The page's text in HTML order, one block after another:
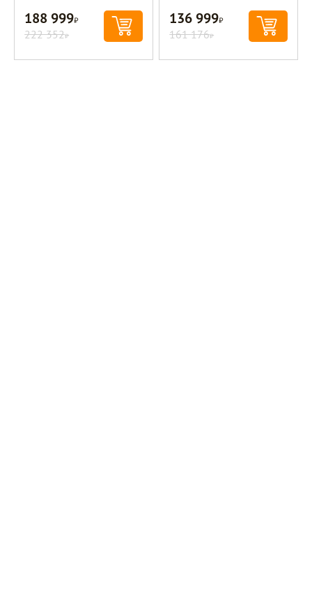
188 999Р
222 352Р
136 999Р
161 176Р